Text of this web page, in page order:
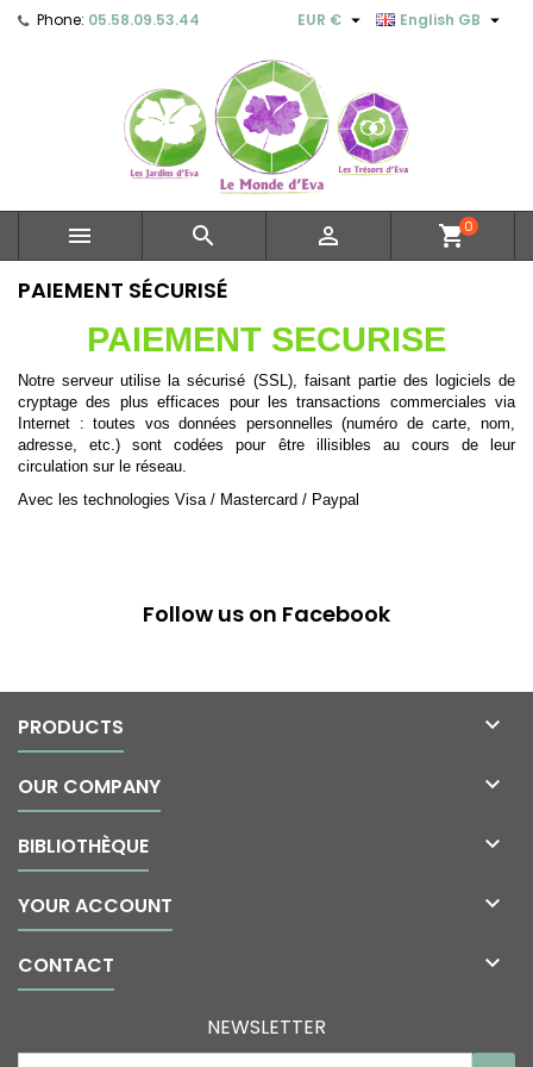
Phone: 05.58.09.53.44 English GB 
EUR € 
   shopping_cart0
PAIEMENT SÉCURISÉ
PAIEMENT SECURISE
Notre serveur utilise la sécurisé (SSL), faisant partie des logiciels de
cryptage des plus efficaces pour les transactions commerciales via
Internet : toutes vos données personnelles (numéro de carte, nom,
adresse, etc.) sont codées pour être illisibles au cours de leur
circulation sur le réseau.
Avec les technologies Visa / Mastercard / Paypal
Follow us on Facebook
PRODUCTS 
OUR COMPANY 
BIBLIOTHÈQUE 
YOUR ACCOUNT 
CONTACT 
NEWSLETTER